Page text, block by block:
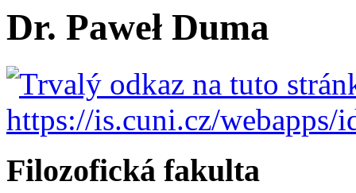
Dr. Paweł Duma
Filozofická fakulta